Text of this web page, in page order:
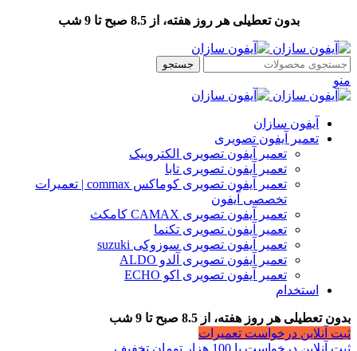
بدون تعطیلی هر روز هفته، از 8.5 صبح تا 9 شب
جستجو
منو
آیفون سازان
تعمیر آیفون تصویری
تعمیر آیفون تصویری الکتروپیک
تعمیر آیفون تصویری تابا
تعمیر آیفون تصویری کوماکس commax | تعمیرات
تخصصی آیفون
تعمیر آیفون تصویری CAMAX کامکث
تعمیر آیفون تصویری تکنما
تعمیر آیفون تصویری سوزوکی suzuki
تعمیر آیفون تصویری آلدو ALDO
تعمیر آیفون تصویری اکو ECHO
استخدام
بدون تعطیلی هر روز هفته، از 8.5 صبح تا 9 شب
ثبت آنلاین درخواست تعمیرات
ثبت آنلاین درخواست با 100 هزار تومان تخفیف